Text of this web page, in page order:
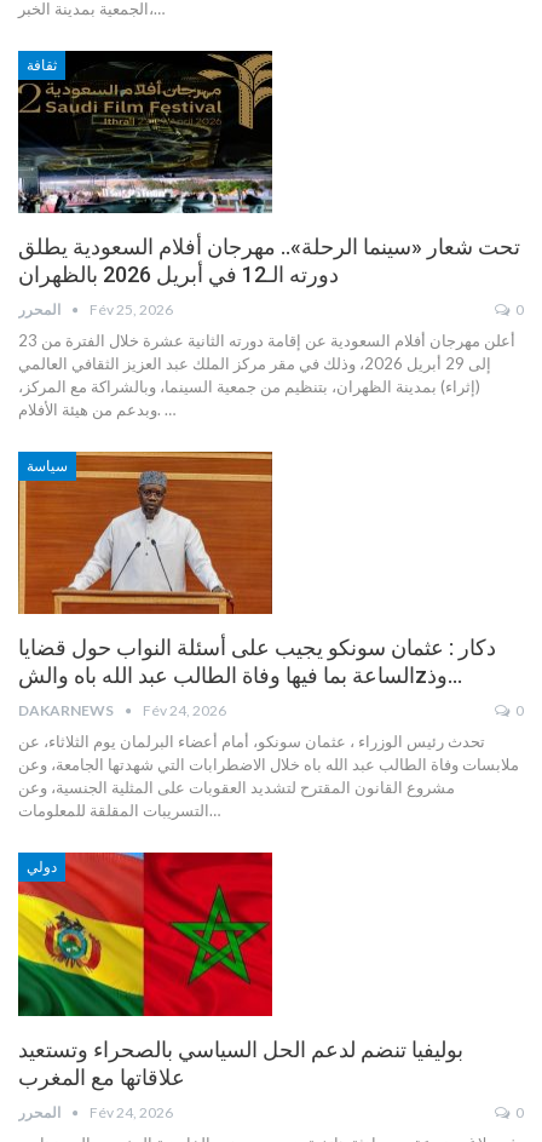
الجمعية بمدينة الخبر،…
ثقافة
تحت شعار «سينما الرحلة».. مهرجان أفلام السعودية يطلق
دورته الـ12 في أبريل 2026 بالظهران
Fév 25, 2026 0
أعلن مهرجان أفلام السعودية عن إقامة دورته الثانية عشرة خلال الفترة من 23
إلى 29 أبريل 2026، وذلك في مقر مركز الملك عبد العزيز الثقافي العالمي
(إثراء) بمدينة الظهران، بتنظيم من جمعية السينما، وبالشراكة مع المركز،
وبدعم من هيئة الأفلام. …
سياسة
دكار : عثمان سونكو يجيب على أسئلة النواب حول قضايا
الساعة بما فيها وفاة الطالب عبد الله باه والشzوذ…
DAKARNEWS Fév 24, 2026 0
تحدث رئيس الوزراء ، عثمان سونكو، أمام أعضاء البرلمان يوم الثلاثاء، عن
ملابسات وفاة الطالب عبد الله باه خلال الاضطرابات التي شهدتها الجامعة، وعن
مشروع القانون المقترح لتشديد العقوبات على المثلية الجنسية، وعن
التسريبات المقلقة للمعلومات…
دولي
بوليفيا تنضم لدعم الحل السياسي بالصحراء وتستعيد
علاقاتها مع المغرب
Fév 24, 2026 0